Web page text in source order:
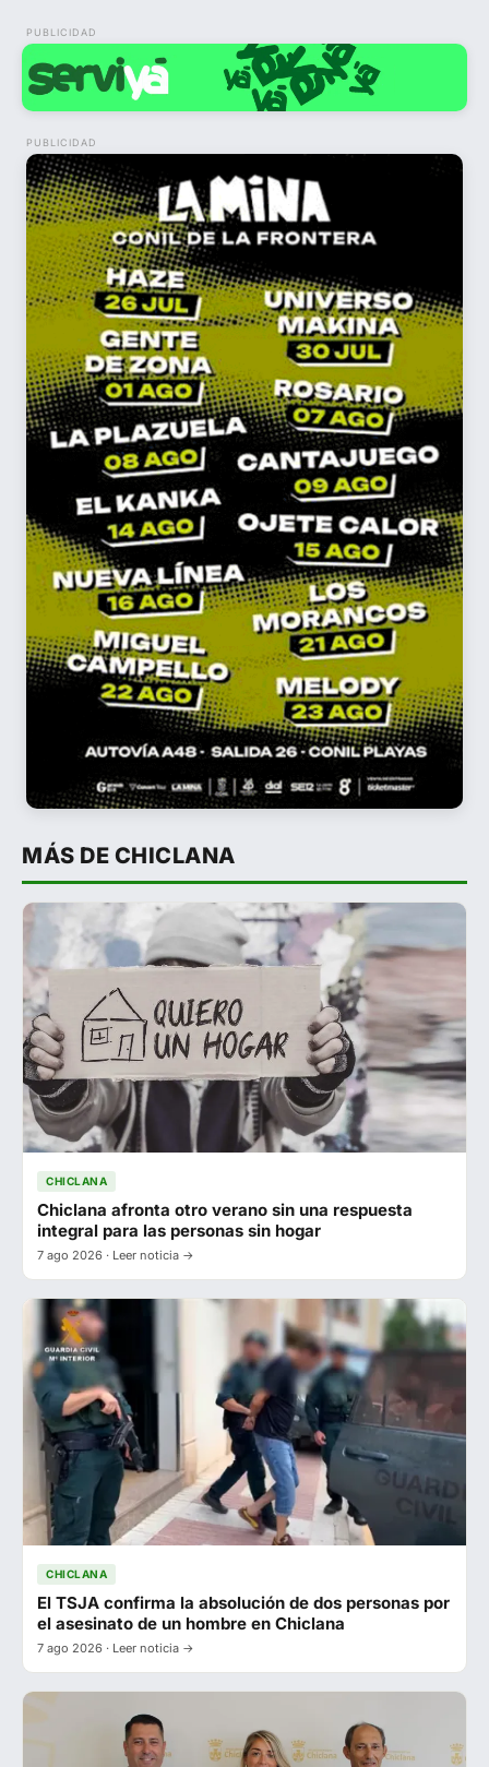
PUBLICIDAD
PUBLICIDAD
MÁS DE CHICLANA
CHICLANA
Chiclana afronta otro verano sin una respuesta
integral para las personas sin hogar
7 ago 2026 · Leer noticia →
CHICLANA
El TSJA confirma la absolución de dos personas por
el asesinato de un hombre en Chiclana
7 ago 2026 · Leer noticia →